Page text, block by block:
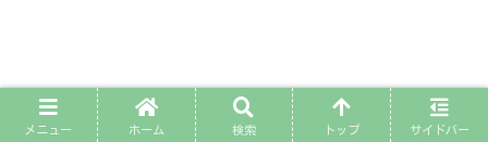
メニュー ホーム 検索 トップ サイドバー